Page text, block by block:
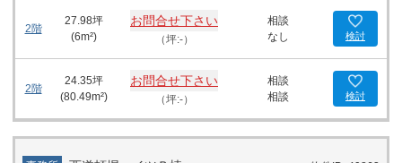
に最適な場所が徒歩圏内に多数あります。さらに、徒歩1分の距離
にセブンイレブン大阪江戸堀北通店があり、日常的な買い物にも便
利です。 三洋ビルの所在地である西区江戸堀は、ビジネスと住居が
混在する地域であり、周囲には小学校をはじめ教育機関も立地して
いるため生活感のある落ち着いた雰囲気を持ちあわせています。こ
のような環境は、従業員の満足度を高め、採用にも好影響を与える
2階
27.98坪
(6m²)
お問合せ下さい
（坪:-）
相談
なし
検討
2階
24.35坪
(80.49m²)
お問合せ下さい
（坪:-）
相談
相談
検討